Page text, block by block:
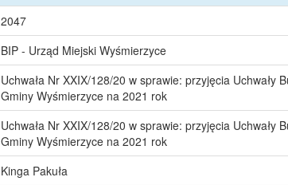
2047
BIP - Urząd Miejski Wyśmierzyce
Uchwała Nr XXIX/128/20 w sprawie: przyjęcia Uchwały
Gminy Wyśmierzyce na 2021 rok
Uchwała Nr XXIX/128/20 w sprawie: przyjęcia Uchwały
Gminy Wyśmierzyce na 2021 rok
Kinga Pakuła